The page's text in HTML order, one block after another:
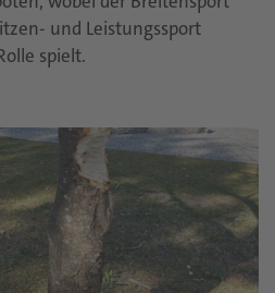
und Leistungssport
spielt.